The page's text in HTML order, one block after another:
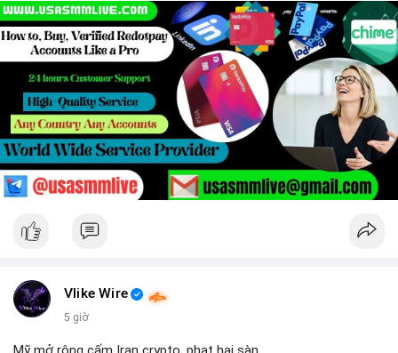
Vlike Wire
5 giờ